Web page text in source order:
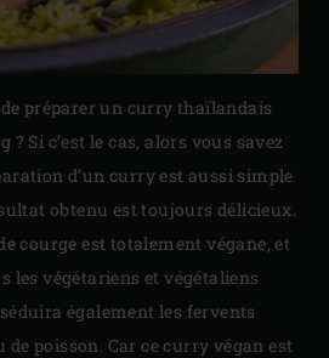
préparer un curry thaïlandais
? Si c’est le cas, alors vous savez
d’un curry est aussi simple
obtenu est toujours délicieux.
courge est totalement végane, et
les végétariens et végétaliens
également les fervents
de poisson. Car ce curry végan est